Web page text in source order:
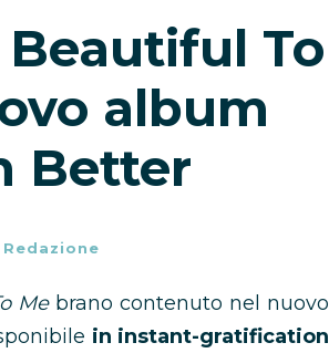
To
album
Better
Mebrano contenuto nel nuovo
in instant-gratification